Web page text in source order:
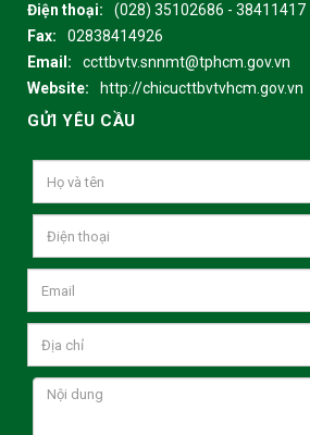
Điện thoại:
(028) 35102686 - 38411417
Fax:
02838414926
Email:
ccttbvtv.snnmt@tphcm.gov.vn
Website:
http://chicucttbvtvhcm.gov.vn
GỬI YÊU CẦU